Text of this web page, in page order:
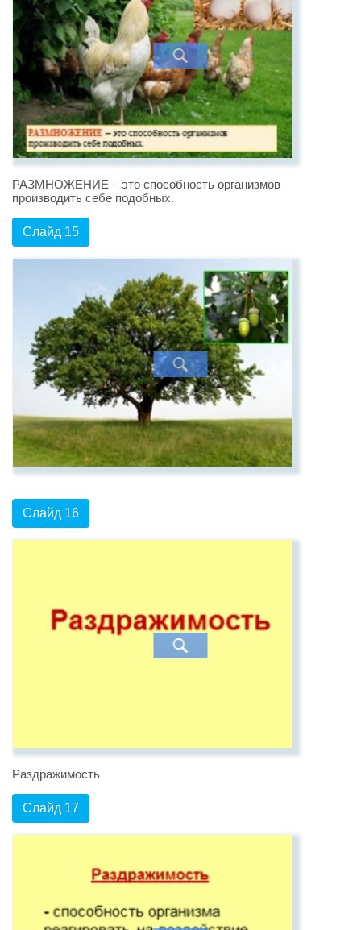
РАЗМНОЖЕНИЕ – это способность организмов
производить себе подобных.
Слайд 15
Слайд 16
Раздражимость
Слайд 17